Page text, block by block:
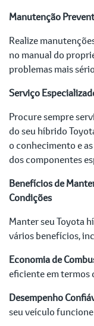
Manutenção
Realize
no manual do
problemas mais
Serviço
Procure sempre
do seu híbrido
o conhecimento e
dos componentes
Benefícios de
Condições
Manter seu Toyota
vários benefícios,
Economia de
eficiente em termos
Desempenho
seu veículo